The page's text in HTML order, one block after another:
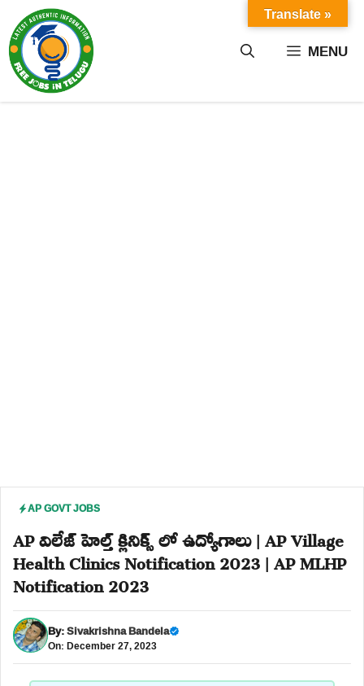
content MENU
AP GOVT JOBS
AP విలేజ్ హెల్త్ క్లినిక్స్ లో ఉద్యోగాలు | AP Village
Health Clinics Notification 2023 | AP MLHP
Notification 2023
By:Sivakrishna Bandela
On: December 27, 2023
Translate »